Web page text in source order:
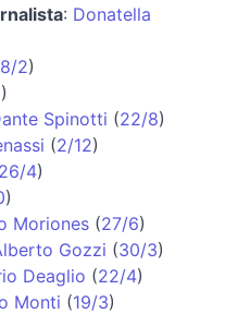
: Donatella
2)
)
Spinotti (22/8)
(2/12)
26/4)
)
Moriones (27/6)
Gozzi (30/3)
Deaglio (22/4)
Monti (19/3)